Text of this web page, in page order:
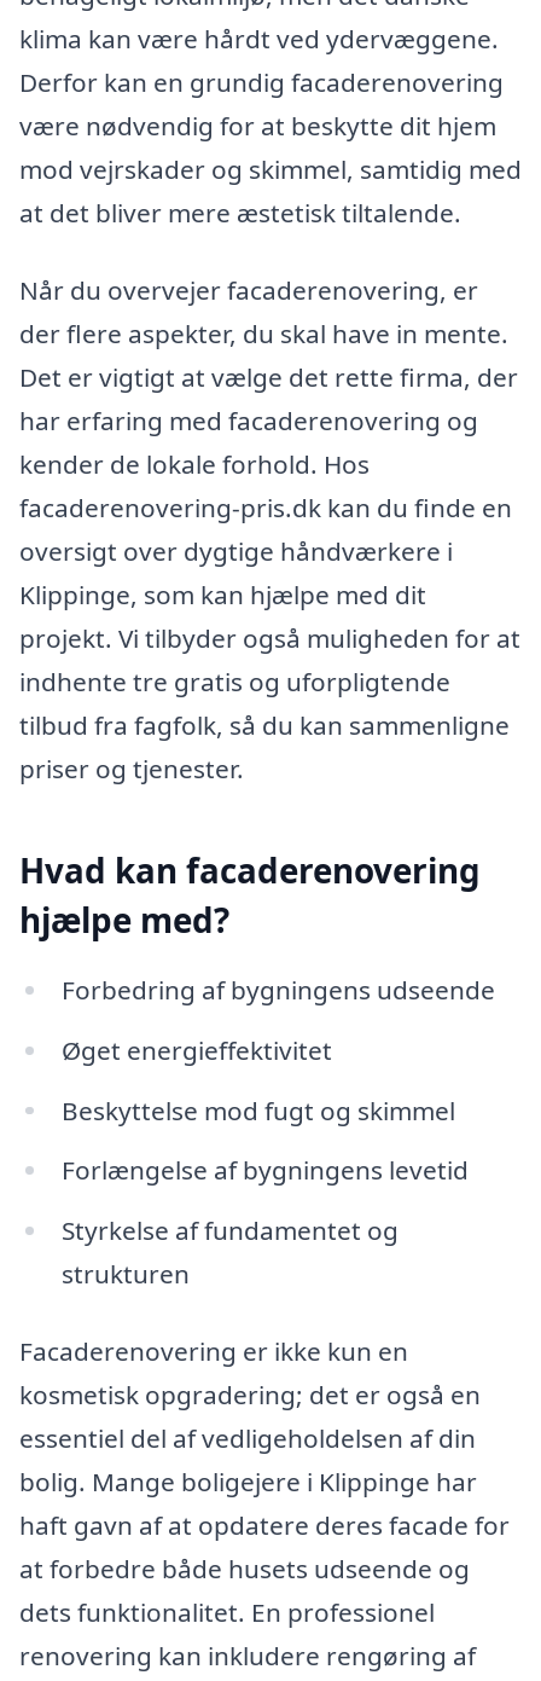
klima kan være hårdt ved ydervæggene.
Derfor kan en grundig facaderenovering
være nødvendig for at beskytte dit hjem
mod vejrskader og skimmel, samtidig med
at det bliver mere æstetisk tiltalende.
Når du overvejer facaderenovering, er
der flere aspekter, du skal have in mente.
Det er vigtigt at vælge det rette firma, der
har erfaring med facaderenovering og
kender de lokale forhold. Hos
facaderenovering-pris.dk kan du finde en
oversigt over dygtige håndværkere i
Klippinge, som kan hjælpe med dit
projekt. Vi tilbyder også muligheden for at
indhente tre gratis og uforpligtende
tilbud fra fagfolk, så du kan sammenligne
priser og tjenester.
Hvad kan facaderenovering
hjælpe med?
Forbedring af bygningens udseende
Øget energieffektivitet
Beskyttelse mod fugt og skimmel
Forlængelse af bygningens levetid
Styrkelse af fundamentet og
strukturen
Facaderenovering er ikke kun en
kosmetisk opgradering; det er også en
essentiel del af vedligeholdelsen af din
bolig. Mange boligejere i Klippinge har
haft gavn af at opdatere deres facade for
at forbedre både husets udseende og
dets funktionalitet. En professionel
renovering kan inkludere rengøring af